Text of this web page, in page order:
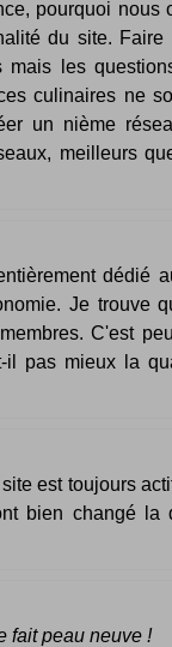
pourquoi nous
du site. Faire
mais les
culinaires ne
un nième
meilleurs
dédié
Je trouve
C'est
il pas mieux la
est toujours
bien changé la
fait peau neuve !